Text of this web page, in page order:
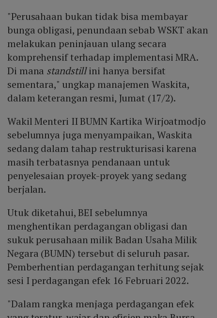
"Perusahaan bukan tidak bisa membayar
bunga obligasi, penundaan sebab WSKT akan
melakukan peninjauan ulang secara
komprehensif terhadap implementasi MRA.
Di mana standstillini hanya bersifat
sementara," ungkap manajemen Waskita,
dalam keterangan resmi, Jumat (17/2).
Wakil Menteri II BUMN Kartika Wirjoatmodjo
sebelumnya juga menyampaikan, Waskita
sedang dalam tahap restrukturisasi karena
masih terbatasnya pendanaan untuk
penyelesaian proyek-proyek yang sedang
berjalan.
Utuk diketahui, BEI sebelumnya
menghentikan perdagangan obligasi dan
sukuk perusahaan milik Badan Usaha Milik
Negara (BUMN) tersebut di seluruh pasar.
Pemberhentian perdagangan terhitung sejak
sesi I perdagangan efek 16 Februari 2022.
"Dalam rangka menjaga perdagangan efek